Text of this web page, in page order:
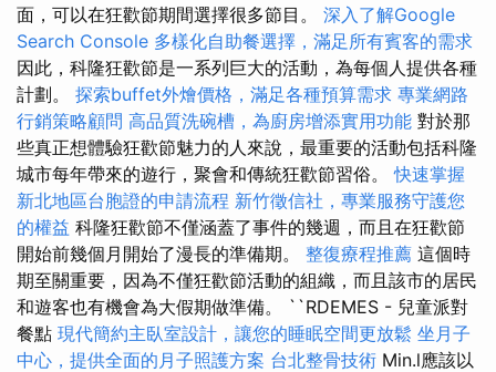
面，可以在狂歡節期間選擇很多節目。 深入了解Google
Search Console 多樣化自助餐選擇，滿足所有賓客的需求
因此，科隆狂歡節是一系列巨大的活動，為每個人提供各種
計劃。 探索buffet外燴價格，滿足各種預算需求 專業網路
行銷策略顧問 高品質洗碗槽，為廚房增添實用功能 對於那
些真正想體驗狂歡節魅力的人來說，最重要的活動包括科隆
城市每年帶來的遊行，聚會和傳統狂歡節習俗。快速掌握
新北地區台胞證的申請流程 新竹徵信社，專業服務守護您
的權益 科隆狂歡節不僅涵蓋了事件的幾週，而且在狂歡節
開始前幾個月開始了漫長的準備期。 整復療程推薦 這個時
期至關重要，因為不僅狂歡節活動的組織，而且該市的居民
和遊客也有機會為大假期做準備。 ``RDEMES - 兒童派對
餐點 現代簡約主臥室設計，讓您的睡眠空間更放鬆 坐月子
中心，提供全面的月子照護方案 台北整骨技術 Min.l應該以